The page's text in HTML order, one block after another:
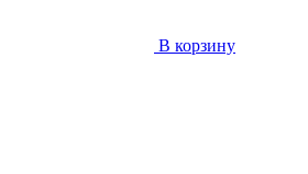
В корзину